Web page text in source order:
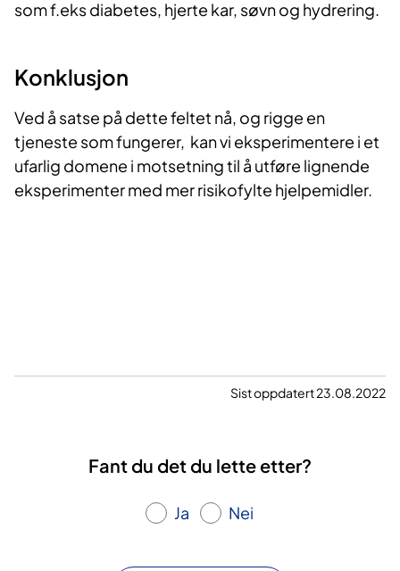
som f.eks diabetes, hjerte kar, søvn og hydrering.
Konklusjon
Ved å satse på dette feltet nå, og rigge en
tjeneste som fungerer, kan vi eksperimentere i et
ufarlig domene i motsetning til å utføre lignende
eksperimenter med mer risikofylte hjelpemidler.
Sist oppdatert 23.08.2022
Fant du det du lette etter?
Ja Nei